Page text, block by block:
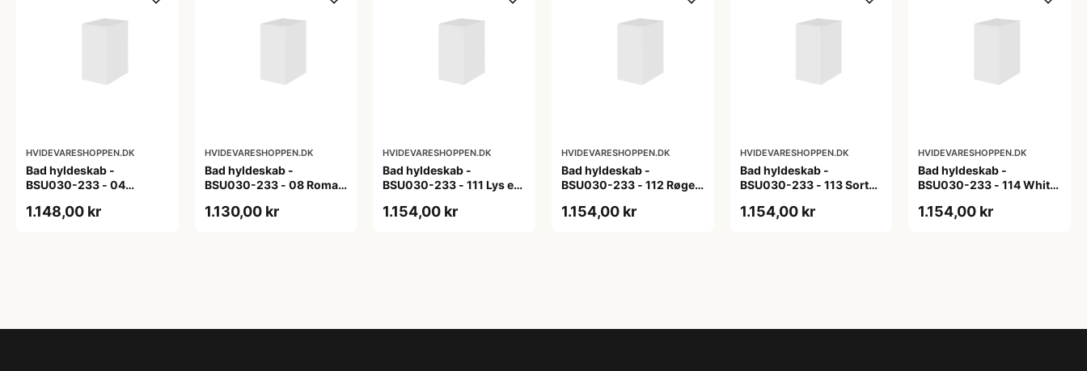
HVIDEVARESHOPPEN.DK
Bad hyldeskab -
BSU030-233 - 04
1.148,00 kr
HVIDEVARESHOPPEN.DK
Bad hyldeskab -
BSU030-233 - 08 Roma -
1.130,00 kr
HVIDEVARESHOPPEN.DK
Bad hyldeskab -
BSU030-233 - 111 Lys eg
1.154,00 kr
HVIDEVARESHOPPEN.DK
Bad hyldeskab -
BSU030-233 - 112 Røget
1.154,00 kr
HVIDEVARESHOPPEN.DK
Bad hyldeskab -
BSU030-233 - 113 Sort
1.154,00 kr
HVIDEVARESHOPPEN.DK
Bad hyldeskab -
BSU030-233 - 114 White
ABS-kant
1.154,00 kr